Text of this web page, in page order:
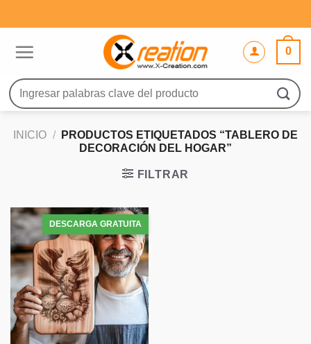
al
0
Buscar
por:
INICIO /
PRODUCTOS ETIQUETADOS “TABLERO DE
DECORACIÓN DEL HOGAR”
FILTRAR